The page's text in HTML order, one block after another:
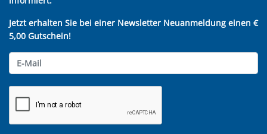
Jetzt erhalten Sie bei einer Newsletter Neuanmeldung einen €
5,00 Gutschein!